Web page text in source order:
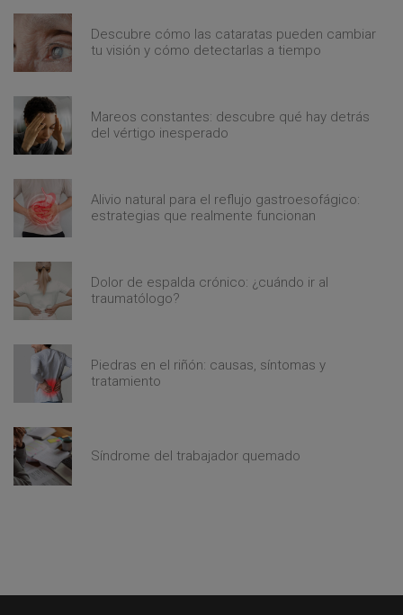
Descubre cómo las cataratas pueden cambiar
tu visión y cómo detectarlas a tiempo
Mareos constantes: descubre qué hay detrás
del vértigo inesperado
Alivio natural para el reflujo gastroesofágico:
estrategias que realmente funcionan
Dolor de espalda crónico: ¿cuándo ir al
traumatólogo?
Piedras en el riñón: causas, síntomas y
tratamiento
Síndrome del trabajador quemado